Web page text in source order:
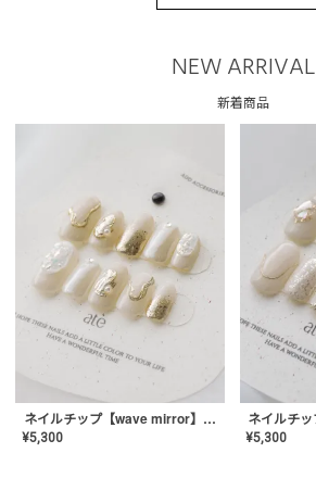
NEW ARRIVAL
新着商品
ネイルチップ【wave mirror】AE-CONA-04
¥5,300 ¥5,300